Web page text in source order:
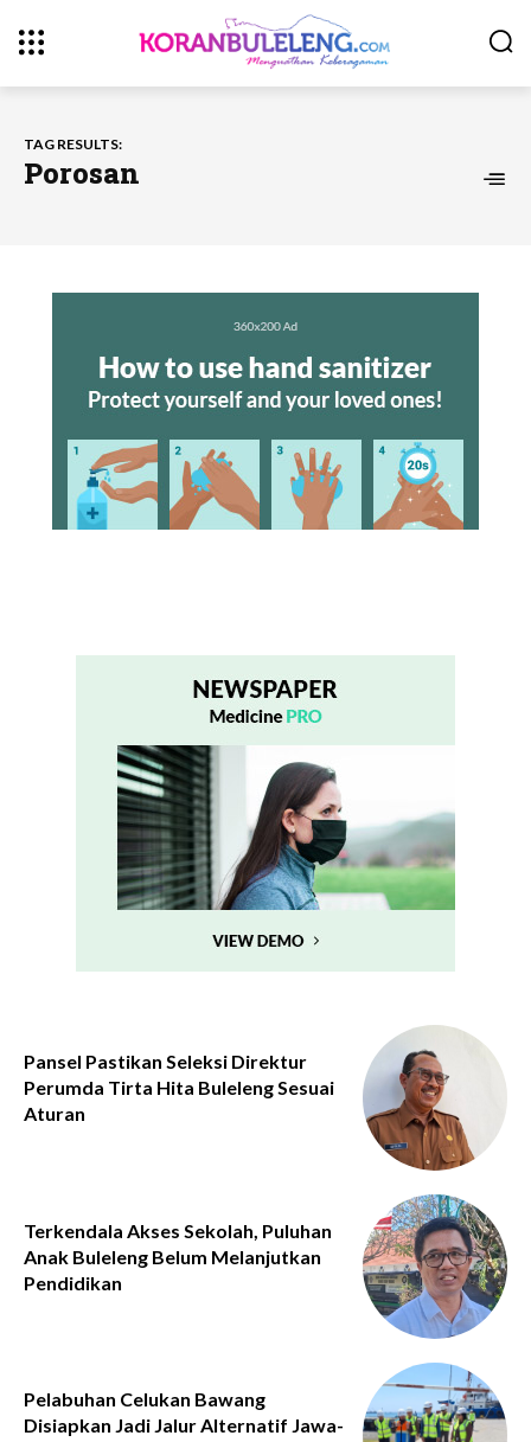
TAG RESULTS:
Porosan
Pansel Pastikan Seleksi Direktur
Perumda Tirta Hita Buleleng Sesuai
Aturan
Terkendala Akses Sekolah, Puluhan
Anak Buleleng Belum Melanjutkan
Pendidikan
Pelabuhan Celukan Bawang
Disiapkan Jadi Jalur Alternatif Jawa-